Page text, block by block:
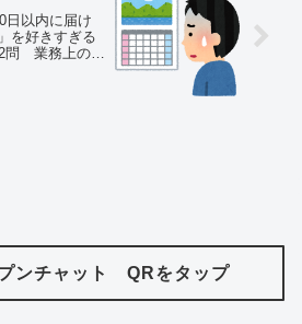
日以内に届け
を好きすぎる
業務上の規
ンチャット QRをタップ